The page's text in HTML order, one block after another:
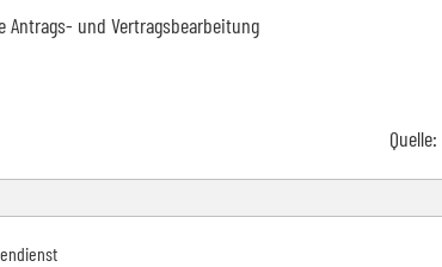
und Vertragsbearbeitung
Quelle: